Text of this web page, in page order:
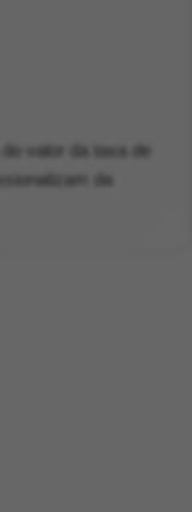
valor da taxa de
da